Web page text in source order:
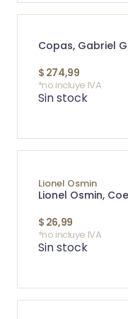
Copas, Gabriel
$ 274,99
*no incluye IVA
Sin stock
Lionel Osmin
Lionel Osmin,
$ 26,99
*no incluye IVA
Sin stock